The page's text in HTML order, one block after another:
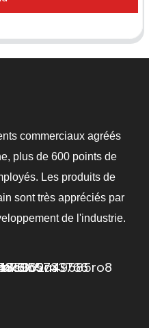
commerciaux agréés
plus de 600 points de
Les produits de
sont très appréciés par
de l'industrie.